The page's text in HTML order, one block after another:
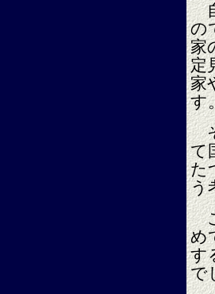
自
の
家
定
家
す
そ
て
た
う
こ
め
す
で